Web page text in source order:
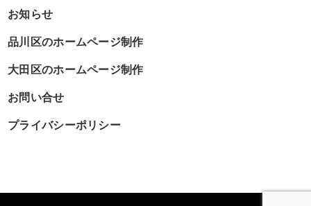
お知らせ
品川区のホームページ制作
大田区のホームページ制作
お問い合せ
プライバシーポリシー